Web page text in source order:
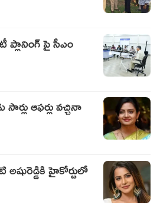
పై సీఎం
ఆఫర్లు వచ్చినా
హైకోర్టులో